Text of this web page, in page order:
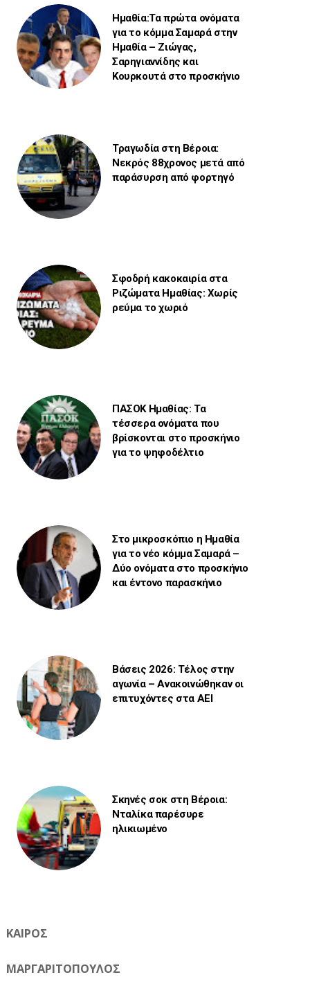
Ημαθία:Τα πρώτα ονόματα
για το κόμμα Σαμαρά στην
Ημαθία – Ζιώγας,
Σαρηγιαννίδης και
Κουρκουτά στο προσκήνιο
Τραγωδία στη Βέροια:
Νεκρός 88χρονος μετά από
παράσυρση από φορτηγό
Σφοδρή κακοκαιρία στα
Ριζώματα Ημαθίας: Χωρίς
ρεύμα το χωριό
ΠΑΣΟΚ Ημαθίας: Τα
τέσσερα ονόματα που
βρίσκονται στο προσκήνιο
για το ψηφοδέλτιο
Στο μικροσκόπιο η Ημαθία
για το νέο κόμμα Σαμαρά –
Δύο ονόματα στο προσκήνιο
και έντονο παρασκήνιο
Βάσεις 2026: Τέλος στην
αγωνία – Ανακοινώθηκαν οι
επιτυχόντες στα ΑΕΙ
Σκηνές σοκ στη Βέροια:
Νταλίκα παρέσυρε
ηλικιωμένο
ΚΑΙΡΟΣ
ΜΑΡΓΑΡΙΤΟΠΟΥΛΟΣ